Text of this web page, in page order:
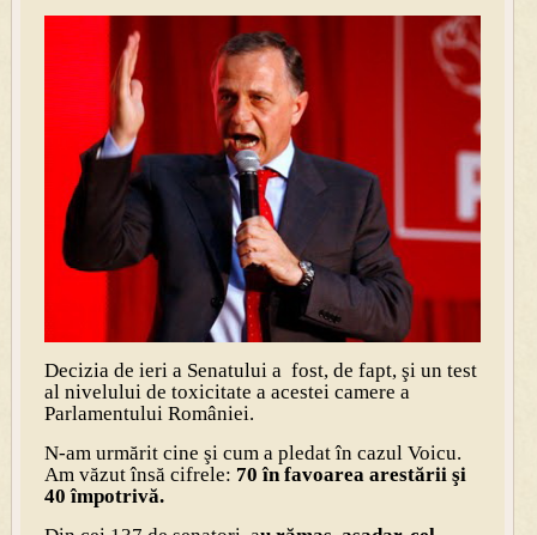
Decizia de ieri a Senatului a fost, de fapt, şi un test
al nivelului de toxicitate a acestei camere a
Parlamentului României.
N-am urmărit cine şi cum a pledat în cazul Voicu.
Am văzut însă cifrele: 70 în favoarea arestării şi
40 împotrivă.